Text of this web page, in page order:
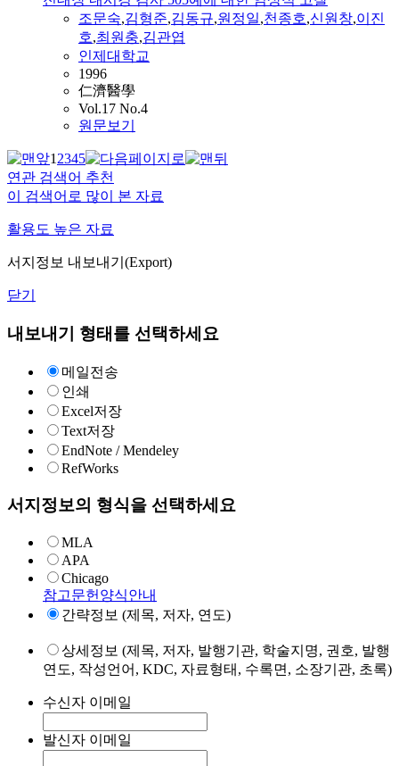
조문숙,김형준,김동규,원정일,천종호,신원창,이진
호,최원충,김관엽
인제대학교
1996
仁濟醫學
Vol.17 No.4
원문보기
12345
연관 검색어 추천
이 검색어로 많이 본 자료
활용도 높은 자료
서지정보 내보내기(Export)
닫기
내보내기 형태를 선택하세요
메일전송
인쇄
Excel저장
Text저장
EndNote / Mendeley
RefWorks
서지정보의 형식을 선택하세요
MLA
APA
Chicago
참고문헌양식안내
간략정보 (제목, 저자, 연도)
상세정보 (제목, 저자, 발행기관, 학술지명, 권호, 발행
연도, 작성언어, KDC, 자료형태, 수록면, 소장기관, 초록)
수신자 이메일
발신자 이메일